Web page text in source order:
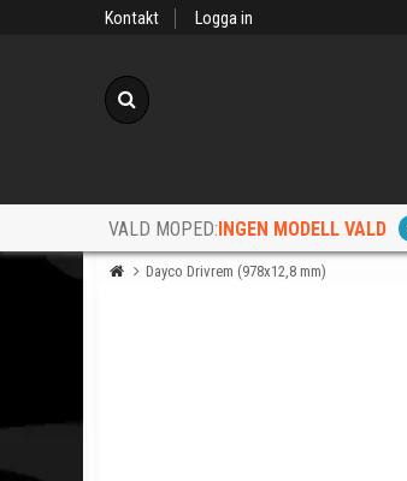
Kontakt Logga in
VALD MOPED:INGEN MODELL VALD
Dayco Drivrem (978x12,8 mm)